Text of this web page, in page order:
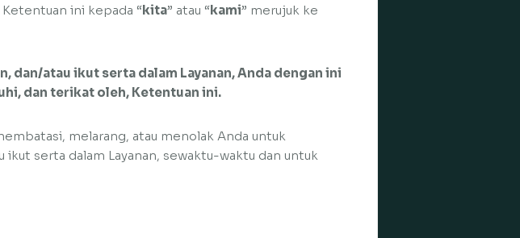
Ketentuan ini kepada “kita” atau “kami” merujuk ke
dan/atau ikut serta dalam Layanan, Anda dengan ini
dan terikat oleh, Ketentuan ini.
melarang, atau menolak Anda untuk
ikut serta dalam Layanan, sewaktu-waktu dan untuk